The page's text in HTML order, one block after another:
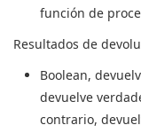
función de
Resultados de
Boolean,
devuelve
contrario,